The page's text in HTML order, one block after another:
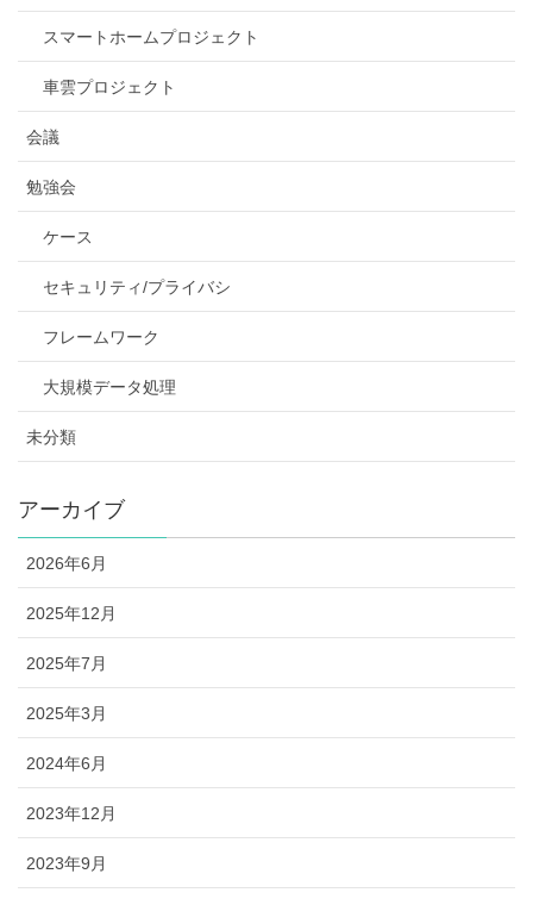
スマートホームプロジェクト
車雲プロジェクト
会議
勉強会
ケース
セキュリティ/プライバシ
フレームワーク
大規模データ処理
未分類
アーカイブ
2026年6月
2025年12月
2025年7月
2025年3月
2024年6月
2023年12月
2023年9月